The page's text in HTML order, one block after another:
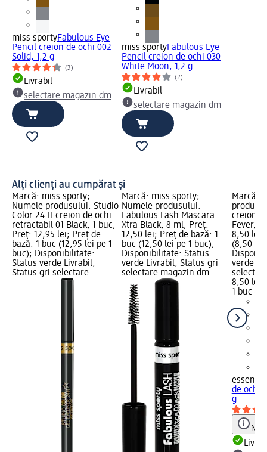
miss sportyFabulous Eye
Pencil creion de ochi 002
Solid, 1,2 g
(3)
Livrabil
selectare magazin dm
miss sportyFabulous Eye
Pencil creion de ochi 030
White Moon, 1,2 g
(2)
Livrabil
selectare magazin dm
Alți clienți au cumpărat și
Marcă: miss sporty;
Numele produsului: Studio
Color 24 H creion de ochi
retractabil 01 Black, 1 buc;
Preț: 12,95 lei; Preț de
bază: 1 buc (12,95 lei pe 1
buc); Disponibilitate:
Status verde Livrabil,
Status gri selectare
Marcă: miss sporty;
Numele produsului:
Fabulous Lash Mascara
Xtra Black, 8 ml; Preț:
12,50 lei; Preț de bază: 1
buc (12,50 lei pe 1 buc);
Disponibilitate: Status
verde Livrabil, Status gri
selectare magazin dm
Marcă:
creion
Fever,
8,50 lei;
(8,50 lei
verde
8,50 lei
1 buc
essence
de ochi
g
Notă